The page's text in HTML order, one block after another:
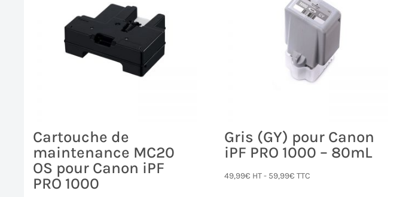
Cartouche de
maintenance MC20
OS pour Canon iPF
PRO 1000
Gris (GY) pour Canon
iPF PRO 1000 – 80mL
49,99€ HT - 59,99€ TTC